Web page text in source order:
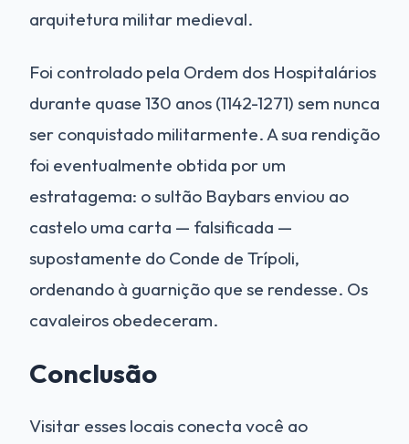
arquitetura militar medieval.
Foi controlado pela Ordem dos Hospitalários
durante quase 130 anos (1142-1271) sem nunca
ser conquistado militarmente. A sua rendição
foi eventualmente obtida por um
estratagema: o sultão Baybars enviou ao
castelo uma carta — falsificada —
supostamente do Conde de Trípoli,
ordenando à guarnição que se rendesse. Os
cavaleiros obedeceram.
Conclusão
Visitar esses locais conecta você ao